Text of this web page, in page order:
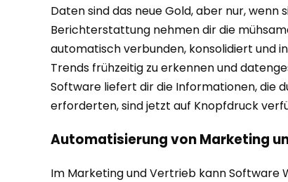
Daten sind das neue Gold, aber nur,
Berichterstattung nehmen dir die
automatisch verbunden, konsolidiert und
Trends frühzeitig zu erkennen und
Software liefert dir die Informationen, die
erforderten, sind jetzt auf Knopfdruck
Automatisierung von Marketing
Im Marketing und Vertrieb kann Software